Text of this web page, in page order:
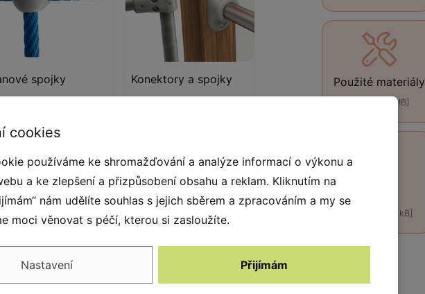
Použité materiály
[ZIP, 3.49 MB]
[DWG, 586.0 kB]
spojky Konektory a spojky
Hliník je zpracován
procesem elektroforézy a
ošetřen práškovým
lakováním polyesterovou
barvou odolnou vůči UV
cookies
používáme ke shromažďování a analýze informací o výkonu a
a ke zlepšení a přizpůsobení obsahu a reklam. Kliknutím na
nám udělíte souhlas s jejich sběrem a zpracováním a my se
moci věnovat s péčí, kterou si zasloužíte.
Nastavení Přijímám